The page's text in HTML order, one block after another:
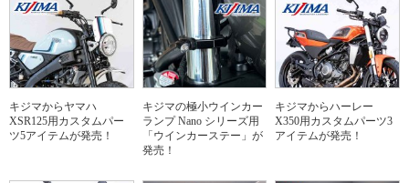
キジマからヤマハ
XSR125用カスタムパー
ツ5アイテムが発売！
キジマの極小ウインカー
ランプ Nano シリーズ用
「ウインカーステー」が
発売！
キジマからハーレー
X350用カスタムパーツ3
アイテムが発売！